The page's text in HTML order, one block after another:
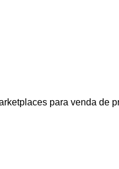
para venda de